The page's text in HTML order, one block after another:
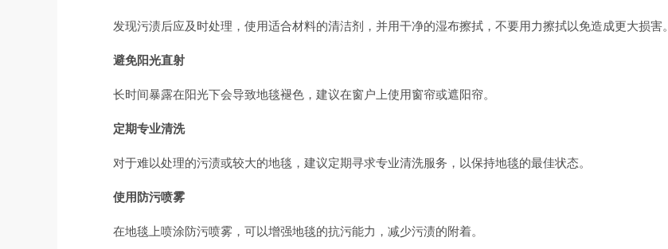
发现污渍后应及时处理，使用适合材料的清洁剂，并用干净的湿布擦拭，不要用力擦拭以免造成更大损害。
避免阳光直射
长时间暴露在阳光下会导致地毯褪色，建议在窗户上使用窗帘或遮阳帘。
定期专业清洗
对于难以处理的污渍或较大的地毯，建议定期寻求专业清洗服务，以保持地毯的最佳状态。
使用防污喷雾
在地毯上喷涂防污喷雾，可以增强地毯的抗污能力，减少污渍的附着。